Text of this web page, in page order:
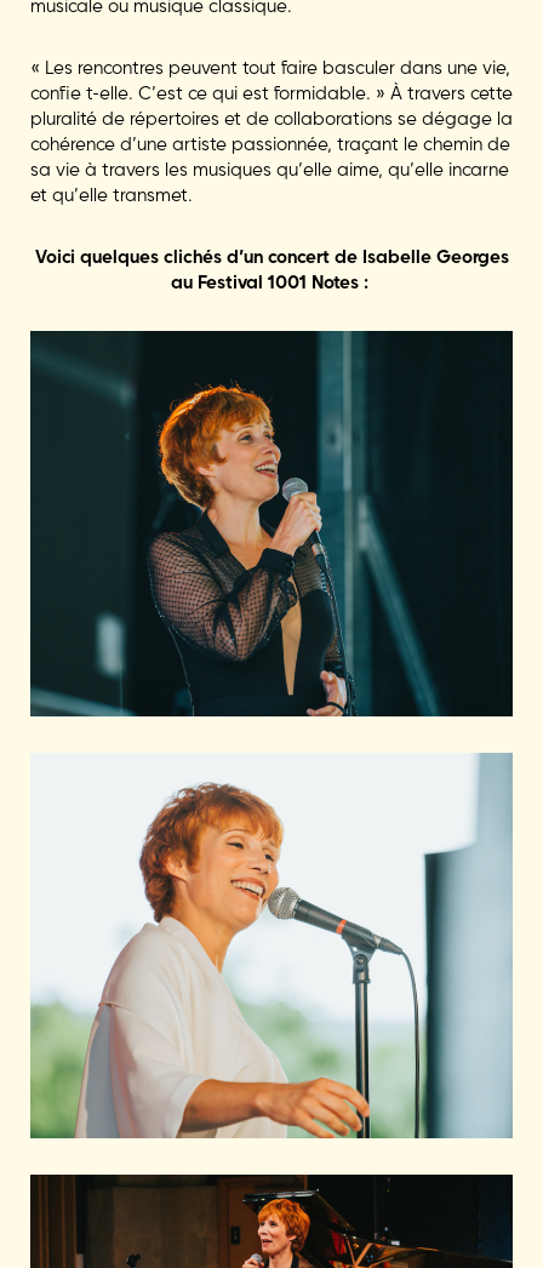
musicale ou musique classique.
« Les rencontres peuvent tout faire basculer dans une vie,
confie­ t-­elle. C’est ce qui est formidable. » À travers cette
pluralité de répertoires et de collaborations se dégage la
cohérence d’une artiste passionnée, traçant le chemin de
sa vie à travers les musiques qu’elle aime, qu’elle incarne
et qu’elle transmet.
Voici quelques clichés d’un concert de Isabelle Georges
au Festival 1001 Notes :